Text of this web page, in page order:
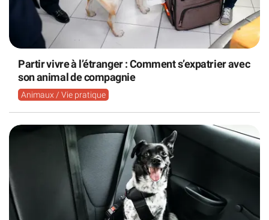
Partir vivre à l’étranger : Comment s’expatrier avec
son animal de compagnie
Animaux / Vie pratique